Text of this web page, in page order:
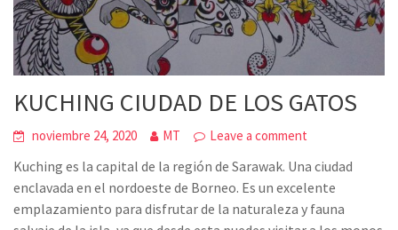
KUCHING CIUDAD DE LOS GATOS
noviembre 24, 2020 MT Leave a comment
Kuching es la capital de la región de Sarawak. Una ciudad
enclavada en el nordoeste de Borneo. Es un excelente
emplazamiento para disfrutar de la naturaleza y fauna